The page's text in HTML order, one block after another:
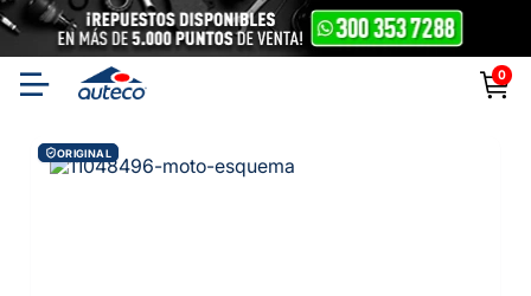
0
ORIGINAL